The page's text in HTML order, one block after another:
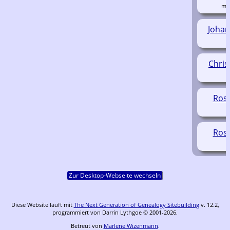
Zur Desktop-Webseite wechseln
Diese Website läuft mit The Next Generation of Genealogy Sitebuildingv. 12.2,
programmiert von Darrin Lythgoe © 2001-2026.
Betreut von Marlene Wizenmann.